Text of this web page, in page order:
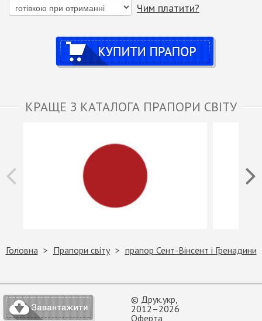
Чим платити?
Купити
КРАЩЕ З КАТАЛОГА ПРАПОРИ СВІТУ
Головна Прапори світу прапор Сент-Вінсент і Гренадини
© Друк.укр
2012–2026
Оферта